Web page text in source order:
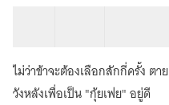
ไม่ว่าข้าจะต้องเลือกสักกี่ครั้ง ต
วังหลังเพื่อเป็น "กุ้ยเฟย" อยู่ดี